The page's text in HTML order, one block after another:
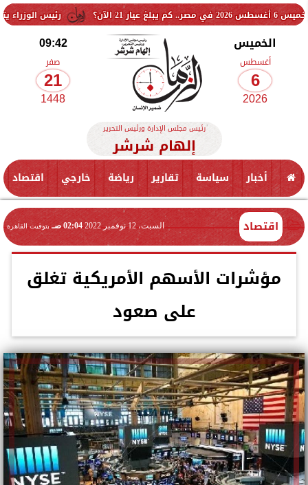
رئيس الوزراء يتابع
الخميس
أغسطس
6
2026
09:42
صفر
21
1448
رئيس مجلس الإدارة ورئيس التحرير
إلهام شرشر
أخبار سياسة تقارير رياضة خارجي اقتصاد
اقتصاد السبت، 12 نوفمبر 2022 02:04 صـ بتوقيت القاهرة
مؤشرات الأسهم الأمريكية تغلق
على صعود